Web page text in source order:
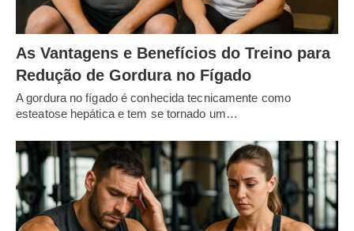
As Vantagens e Benefícios do Treino para
Redução de Gordura no Fígado
A gordura no fígado é conhecida tecnicamente como
esteatose hepática e tem se tornado um…